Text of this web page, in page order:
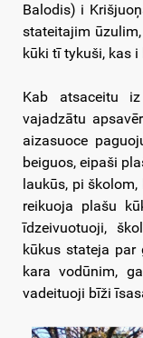
Balodis) i
stateitajim
kūki tī tykuši, kas
Kab atsaceitu
vajadzātu
aizasuoce
beiguos, eipaši
laukūs, pi
reikuoja plašu
īdzeivuotuoji,
kūkus stateja
kara vodūnim,
vadeituoji bīži